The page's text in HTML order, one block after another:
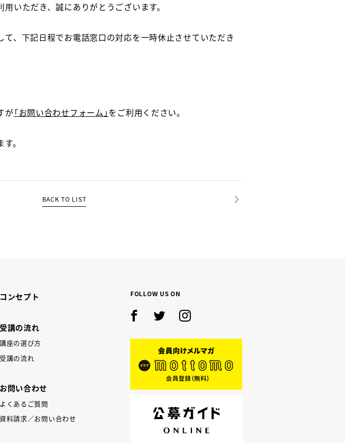
いただき、誠にありがとうございます。
、下記日程でお電話窓口の対応を一時休止させていただき
が「お問い合わせフォーム」をご利用ください。
。
BACK TO LIST
コンセプト
受講の流れ
講座の選び方
受講の流れ
お問い合わせ
よくあるご質問
資料請求／お問い合わせ
FOLLOW US ON
Facebook
TwitterInstagram